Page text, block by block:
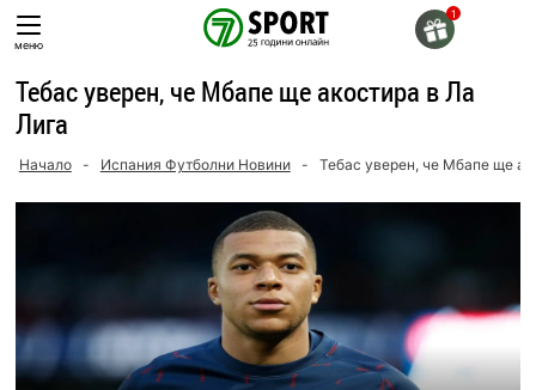
Skip
toменю
Тебас уверен, че Мбапе ще акостира в Ла
Лига
Начало - Испания Футболни Новини - Тебас уверен, че Мбапе ще